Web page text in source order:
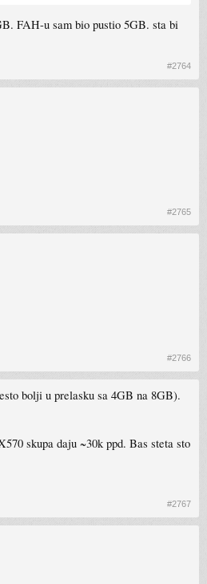
FAH-u sam bio pustio 5GB. sta bi
#2764
#2765
#2766
bolji u prelasku sa 4GB na 8GB).
skupa daju ~30k ppd. Bas steta sto
#2767